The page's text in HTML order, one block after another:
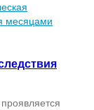
месяцами